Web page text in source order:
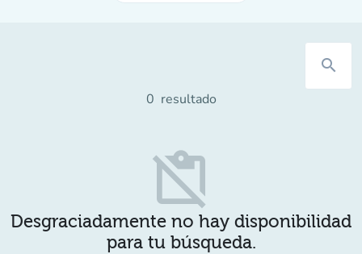
search
0 resultado
content_paste_off
Desgraciadamente no hay disponibilidad
para tu búsqueda.